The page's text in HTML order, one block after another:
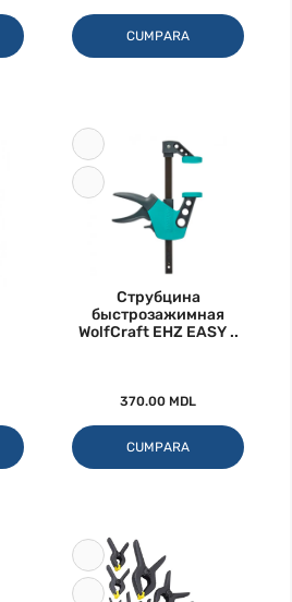
CUMPARA
Струбцина
быстрозажимная
WolfCraft EHZ EASY ..
370.00 MDL
CUMPARA